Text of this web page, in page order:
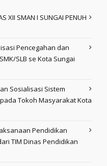
XII SMAN I SUNGAI PENUH
Pencegahan dan
SLB se Kota Sungai
Sosialisasi Sistem
Tokoh Masyarakat Kota
Pendidikan
TIM Dinas Pendidikan